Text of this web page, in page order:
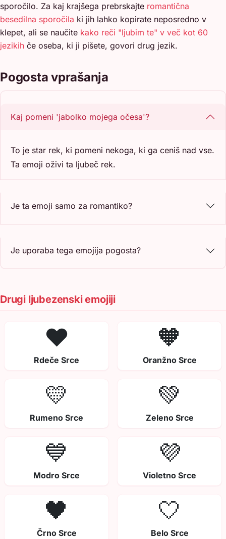
sporočilo. Za kaj krajšega prebrskajte romantična
besedilna sporočila ki jih lahko kopirate neposredno v
klepet, ali se naučite kako reči "ljubim te" v več kot 60
jezikih če oseba, ki ji pišete, govori drug jezik.
Pogosta vprašanja
Kaj pomeni 'jabolko mojega očesa'?
To je star rek, ki pomeni nekoga, ki ga ceniš nad vse.
Ta emoji oživi ta ljubeč rek.
Je ta emoji samo za romantiko?
Je uporaba tega emojija pogosta?
Drugi ljubezenski emojiji
❤️
Rdeče Srce
🧡
Oranžno Srce
💛
Rumeno Srce
💚
Zeleno Srce
💙
Modro Srce
💜
Violetno Srce
🖤
Črno Srce
🤍
Belo Srce